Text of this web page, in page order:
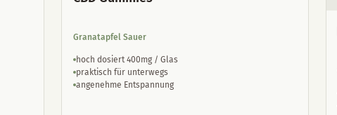
Granatapfel Sauer
hoch dosiert 400mg / Glas
praktisch für unterwegs
angenehme Entspannung